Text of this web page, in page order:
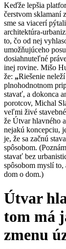
Keďže lepšia
čerstvom sklamaní
sme sa viacerí
architektúra-
to, čo od nej
umožňujúceho
dosiahnuteľné
inej rovine. Mišo
že: „Riešenie
plnohodnotnom
stavať, a dokonca
porotcov, Michal
veľmi živé
že Útvar hlavného
nejakú koncepciu,
je, že sa začnú
spôsobom.
stavať bez
spôsobom myslí to,
dom o dom.)
Útvar
tom má
zmenu